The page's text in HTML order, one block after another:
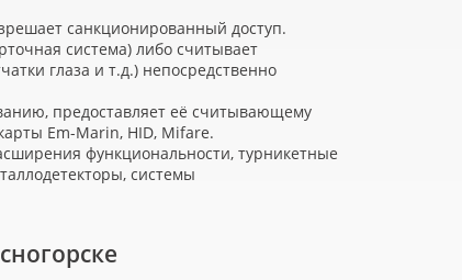
санкционированный доступ.
система) либо считывает
глаза и т.д.) непосредственно
предоставляет её считывающему
Em-Marin, HID, Mifare.
функциональности, турникетные
системы